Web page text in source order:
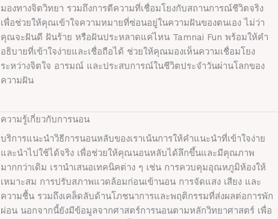
มองทางจิตวิทยา รวมถึงการตีความที่เชื่อมโยงกับสถานการณ์ชีวิตจริง
เพื่อช่วยให้คุณเข้าใจความหมายที่ซ่อนอยู่ในความฝันของตนเอง ไม่ว่า
คุณจะฝันดี ฝันร้าย หรือฝันประหลาดแค่ไหน Tamnai Fun พร้อมให้คำ
อธิบายที่เข้าใจง่ายและเชื่อถือได้ ช่วยให้คุณมองเห็นความเชื่อมโยง
ระหว่างจิตใจ อารมณ์ และประสบการณ์ในชีวิตประจำวันผ่านโลกของ
ความฝัน
ความรู้เกี่ยวกับการนอน
บริการแนะนำวิธีการนอนหลับของเราเน้นการให้คำแนะนำที่เข้าใจง่าย
และนำไปใช้ได้จริง เพื่อช่วยให้คุณนอนหลับได้ลึกขึ้นและมีคุณภาพ
มากกว่าเดิม เรานำเสนอเทคนิคต่าง ๆ เช่น การควบคุมอุณหภูมิห้องให้
เหมาะสม การปรับสภาพแวดล้อมก่อนเข้านอน การจัดแสง เสียง และ
ความชื้น รวมถึงเคล็ดลับด้านโภชนาการและพฤติกรรมที่ส่งผลต่อการพัก
ผ่อน นอกจากนี้ยังมีข้อมูลจากศาสตร์การนอนตามหลักวิทยาศาสตร์ เพื่อ